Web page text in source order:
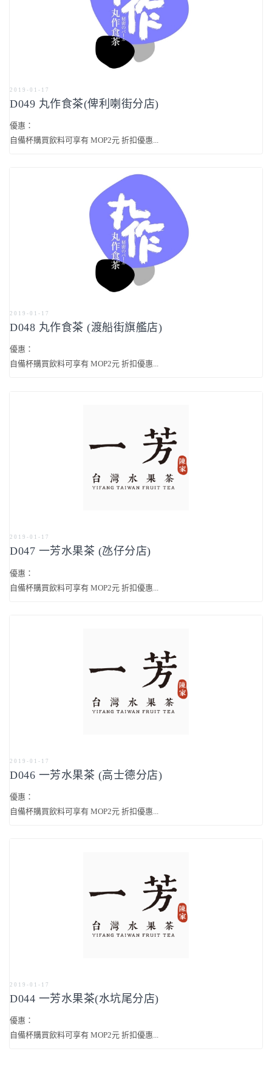
2019-01-17
D049 丸作食茶(俾利喇街分店)
優惠：
自備杯購買飲料可享有 MOP2元 折扣優惠...
2019-01-17
D048 丸作食茶 (渡船街旗艦店)
優惠：
自備杯購買飲料可享有 MOP2元 折扣優惠...
2019-01-17
D047 一芳水果茶 (氹仔分店)
優惠：
自備杯購買飲料可享有 MOP2元 折扣優惠...
2019-01-17
D046 一芳水果茶 (高士德分店)
優惠：
自備杯購買飲料可享有 MOP2元 折扣優惠...
2019-01-17
D044 一芳水果茶(水坑尾分店)
優惠：
自備杯購買飲料可享有 MOP2元 折扣優惠...